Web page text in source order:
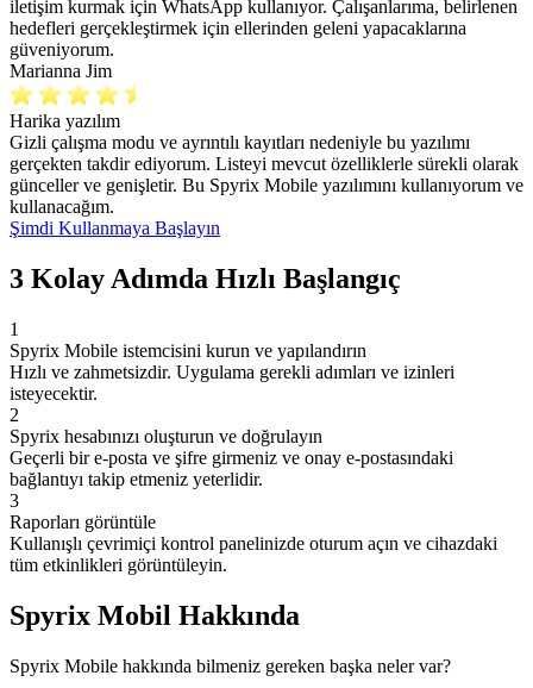
iletişim kurmak için WhatsApp kullanıyor. Çalışanlarıma, belirlenen
hedefleri gerçekleştirmek için ellerinden geleni yapacaklarına
güveniyorum.
Marianna Jim
Harika yazılım
Gizli çalışma modu ve ayrıntılı kayıtları nedeniyle bu yazılımı
gerçekten takdir ediyorum. Listeyi mevcut özelliklerle sürekli olarak
günceller ve genişletir. Bu Spyrix Mobile yazılımını kullanıyorum ve
kullanacağım.
Şimdi Kullanmaya Başlayın
3 Kolay Adımda Hızlı Başlangıç
1
Spyrix Mobile istemcisini kurun ve yapılandırın
Hızlı ve zahmetsizdir. Uygulama gerekli adımları ve izinleri
isteyecektir.
2
Spyrix hesabınızı oluşturun ve doğrulayın
Geçerli bir e-posta ve şifre girmeniz ve onay e-postasındaki
bağlantıyı takip etmeniz yeterlidir.
3
Raporları görüntüle
Kullanışlı çevrimiçi kontrol panelinizde oturum açın ve cihazdaki
tüm etkinlikleri görüntüleyin.
Spyrix Mobil Hakkında
Spyrix Mobile hakkında bilmeniz gereken başka neler var?